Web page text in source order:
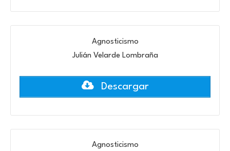
Agnosticismo
Julián Velarde Lombraña
Descargar
Agnosticismo